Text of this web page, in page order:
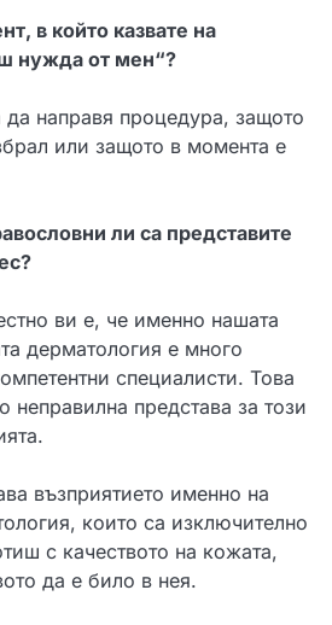
в който казвате на
нужда от мен“?
направя процедура, защото
или защото в момента е
ли са представите
ви е, че именно нашата
дерматология е много
специалисти. Това
представа за този
възприятието именно на
които са изключително
с качеството на кожата,
да е било в нея.